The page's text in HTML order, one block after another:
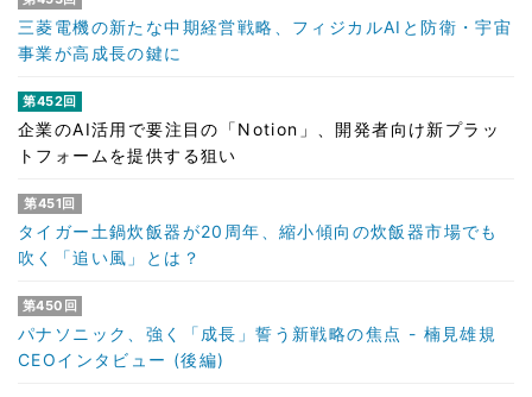
三菱電機の新たな中期経営戦略、フィジカルAIと防衛・宇宙
事業が高成長の鍵に
第452回
企業のAI活用で要注目の「Notion」、開発者向け新プラッ
トフォームを提供する狙い
第451回
タイガー土鍋炊飯器が20周年、縮小傾向の炊飯器市場でも
吹く「追い風」とは？
第450回
パナソニック、強く「成長」誓う新戦略の焦点 - 楠見雄規
CEOインタビュー (後編)